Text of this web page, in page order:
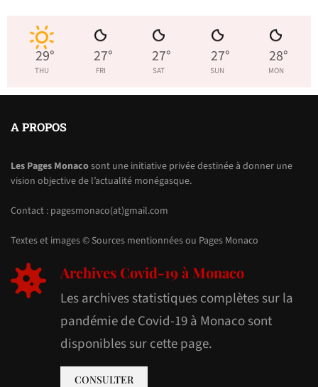
29°
THU
27°
FRI
27°
SAT
27°
SUN
28°
MON
A PROPOS
Les Pages Monacosont une initiative privée destinée à donner une
vision objective de l’actualité monégasque.
Contact : pagesmonaco(at)gmail.com
Textes et images © Sources mentionnées ou Pages Monaco
Archives Covid-19 à Monaco
Les archives statistiques complètes sur la
pandémie de Covid-19 à Monaco sont
disponibles sur cette page.
CONSULTER